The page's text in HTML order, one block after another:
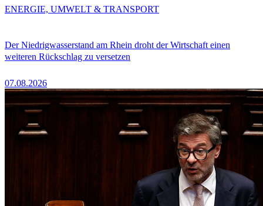
Der Niedrigwasserstand am Rhein droht der Wirtschaft einen
weiteren Rückschlag zu versetzen
07.08.2026
ENERGIE, UMWELT & TRANSPORT